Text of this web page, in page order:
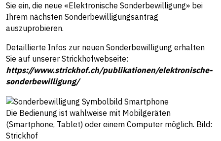
Sie ein, die neue «Elektronische Sonderbewilligung» bei
Ihrem nächsten Sonderbewilligungsantrag
auszuprobieren.
Detaillierte Infos zur neuen Sonderbewilligung erhalten
Sie auf unserer Strickhofwebseite:
https://www.strickhof.ch/publikationen/elektronische-
sonderbewilligung/
Die Bedienung ist wahlweise mit Mobilgeräten
(Smartphone, Tablet) oder einem Computer möglich. Bild:
Strickhof